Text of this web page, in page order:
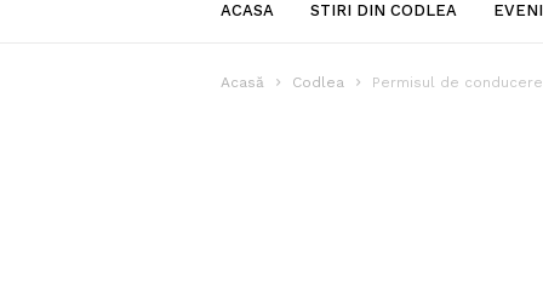
ACASA STIRI DIN CODLEA
Acasă Codlea Permisul de